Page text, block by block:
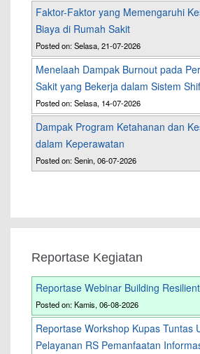
Faktor-Faktor yang Memengaruhi
Biaya di Rumah Sakit
Posted on: Selasa, 21-07-2026
Menelaah Dampak Burnout pada
Sakit yang Bekerja dalam Sistem
Posted on: Selasa, 14-07-2026
Dampak Program Ketahanan dan
dalam Keperawatan
Posted on: Senin, 06-07-2026
Reportase Kegiatan
Reportase Webinar Building
Posted on: Kamis, 06-08-2026
Reportase Workshop Kupas Tuntas
Pelayanan RS Pemanfaatan